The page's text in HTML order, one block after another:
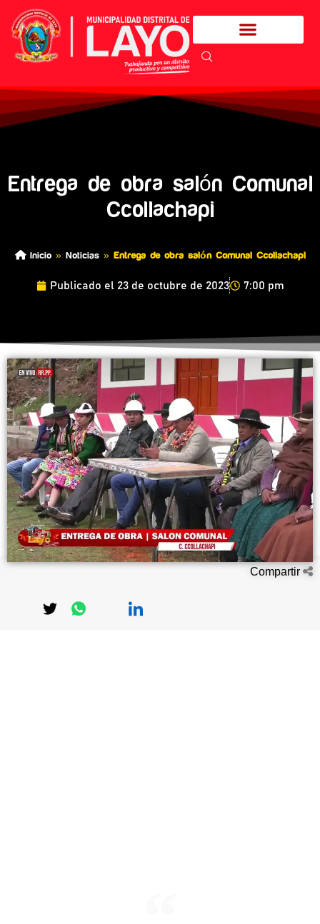
Entrega de obra salón Comunal
Ccollachapi
Inicio» Noticias» Entrega de obra salón Comunal Ccollachapi
Publicado el 23 de octubre de 2023 7:00 pm
Compartir